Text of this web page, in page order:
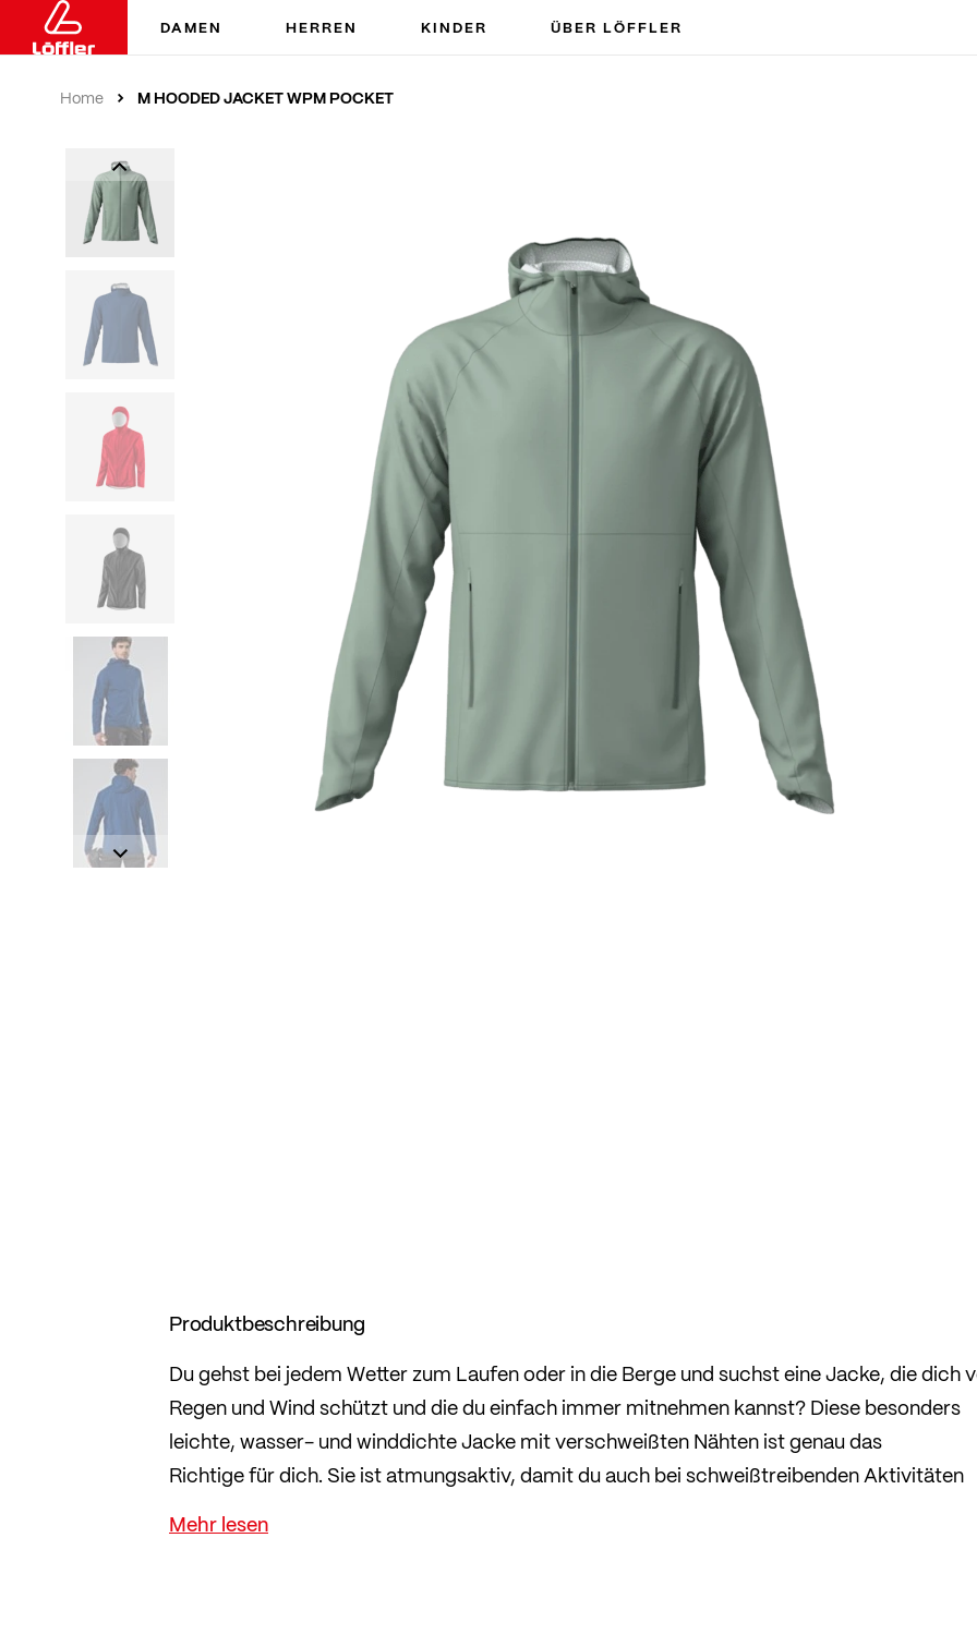
DAMEN HERREN KINDER ÜBER LÖFFLER
Home M HOODED JACKET WPM POCKET
Produktbeschreibung
Du gehst bei jedem Wetter zum Laufen oder in die Berge und suchst eine Jacke, die dich
Regen und Wind schützt und die du einfach immer mitnehmen kannst? Diese besonders
leichte, wasser- und winddichte Jacke mit verschweißten Nähten ist genau das
Richtige für dich. Sie ist atmungsaktiv, damit du auch bei schweißtreibenden Aktivitäten
einen kühlen und vor allem trockenen Kopf behältst.
Das wasserdichte 2,5-Lagen Material lässt sich sehr gut komprimieren und dank